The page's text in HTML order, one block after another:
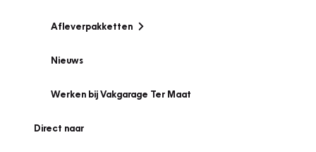
Afleverpakketten
Nieuws
Werken bij Vakgarage Ter Maat
Direct naar